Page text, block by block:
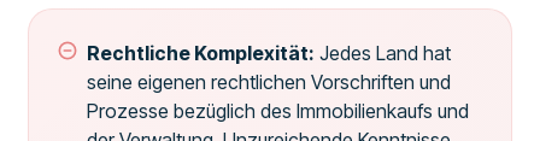
Rechtliche Komplexität: Jedes Land hat
seine eigenen rechtlichen Vorschriften und
Prozesse bezüglich des Immobilienkaufs und